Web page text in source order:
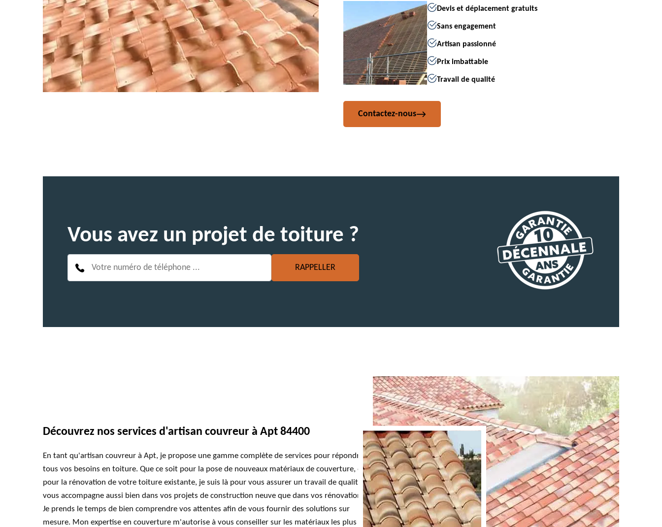
Devis et déplacement gratuits
Sans engagement
Artisan passionné
Prix imbattable
Travail de qualité
Contactez-nous
Vous avez un projet de toiture ?
Découvrez nos services d'artisan couvreur à Apt 84400
En tant qu'artisan couvreur à Apt, je propose une gamme complète de services pour répondre à
tous vos besoins en toiture. Que ce soit pour la pose de nouveaux matériaux de couverture, ou
pour la rénovation de votre toiture existante, je suis là pour vous assurer un travail de qualité. Je
vous accompagne aussi bien dans vos projets de construction neuve que dans vos rénovations.
Je prends le temps de bien comprendre vos attentes afin de vous fournir des solutions sur
mesure. Mon expertise en couverture m'autorise à vous conseiller sur les matériaux les plus